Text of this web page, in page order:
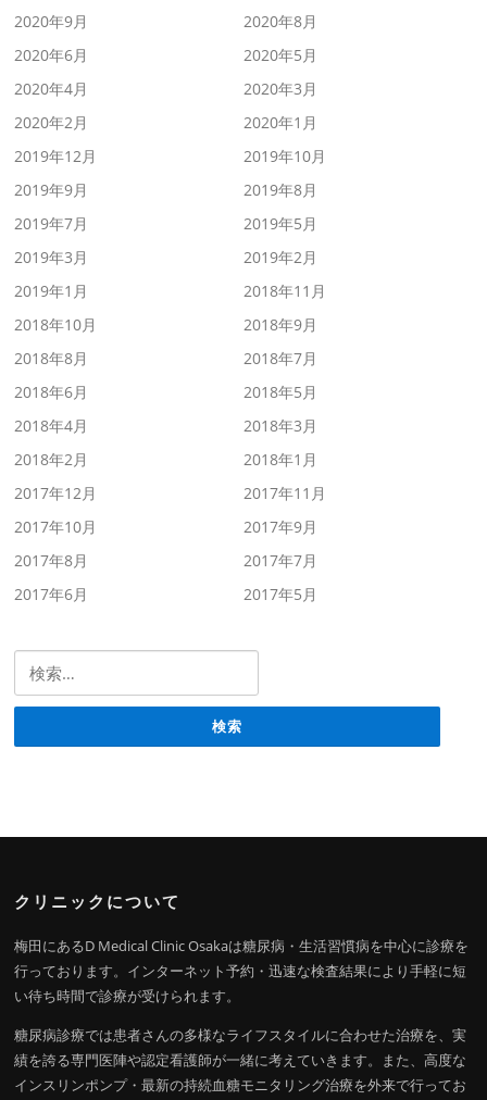
2020年9月
2020年8月
2020年6月
2020年5月
2020年4月
2020年3月
2020年2月
2020年1月
2019年12月
2019年10月
2019年9月
2019年8月
2019年7月
2019年5月
2019年3月
2019年2月
2019年1月
2018年11月
2018年10月
2018年9月
2018年8月
2018年7月
2018年6月
2018年5月
2018年4月
2018年3月
2018年2月
2018年1月
2017年12月
2017年11月
2017年10月
2017年9月
2017年8月
2017年7月
2017年6月
2017年5月
検索:
クリニックについて
梅田にあるD Medical Clinic Osakaは糖尿病・生活習慣病を中心に診療を
行っております。インターネット予約・迅速な検査結果により手軽に短
い待ち時間で診療が受けられます。
糖尿病診療では患者さんの多様なライフスタイルに合わせた治療を、実
績を誇る専門医陣や認定看護師が一緒に考えていきます。また、高度な
インスリンポンプ・最新の持続血糖モニタリング治療を外来で行ってお